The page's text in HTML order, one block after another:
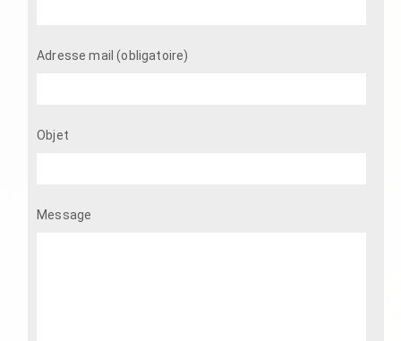
Adresse mail (obligatoire)
Objet
Message